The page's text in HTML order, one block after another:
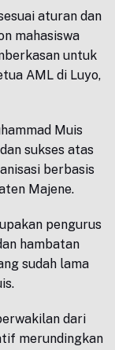
aturan dan
mahasiswa
untuk
AML di Luyo,
Muis
sukses atas
berbasis
Majene.
pengurus
hambatan
sudah lama
dari
merundingkan